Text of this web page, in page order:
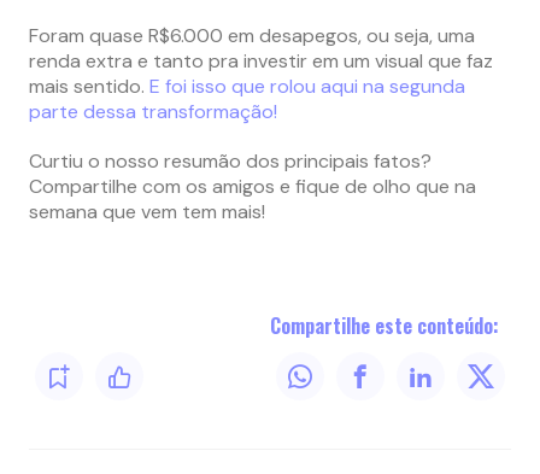
Foram quase R$6.000 em desapegos, ou seja, uma
renda extra e tanto pra investir em um visual que faz
mais sentido. E foi isso que rolou aqui na segunda
parte dessa transformação!
Curtiu o nosso resumão dos principais fatos?
Compartilhe com os amigos e fique de olho que na
semana que vem tem mais!
Compartilhe este conteúdo: